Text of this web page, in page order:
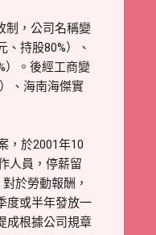
制，公司名稱變
持股80%）、
）。後經工商變
、海南海傑實
，於2001年10
人員，停薪留
於勞動報酬，
度或半年發放一
成根據公司規章